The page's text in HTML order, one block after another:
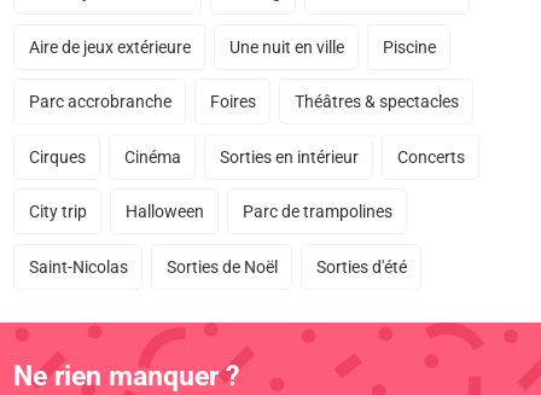
Aire de jeux extérieure Une nuit en ville Piscine
Parc accrobranche Foires Théâtres & spectacles
Cirques Cinéma Sorties en intérieur Concerts
City trip Halloween Parc de trampolines
Saint-Nicolas Sorties de Noël Sorties d'été
Ne rien manquer ?